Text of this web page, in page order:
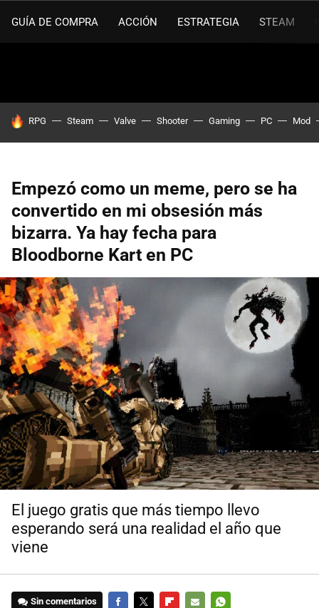
GUÍA DE COMPRA ACCIÓN ESTRATEGIA STEAM
HOY SE HABLA DE
RPG Steam Valve Shooter Gaming PC Mod
Empezó como un meme, pero se ha
convertido en mi obsesión más
bizarra. Ya hay fecha para
Bloodborne Kart en PC
El juego gratis que más tiempo llevo
esperando será una realidad el año que
viene
Sin comentarios